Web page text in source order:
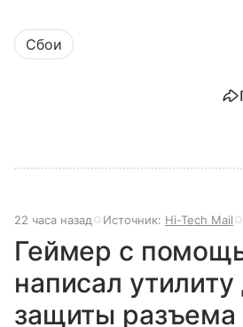
Сбои
22 часа назад Источник: Hi-Tech Mail
Геймер с
написал утилиту
защиты разъема